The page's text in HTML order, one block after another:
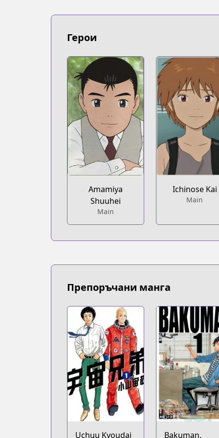
Герои
Amamiya
Shuuhei
Main
Ichinose Kai
Main
Препоръчани манга
Uchuu Kyoudai Bakuman.